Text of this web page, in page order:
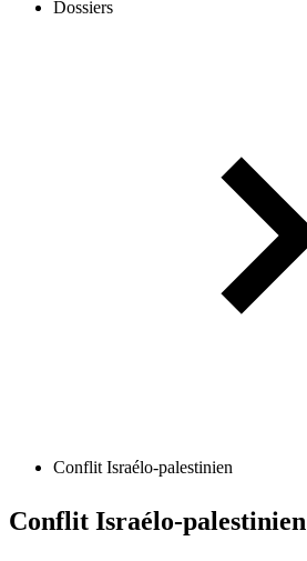
Dossiers
Conflit Israélo-palestinien
Conflit Israélo-palestinien